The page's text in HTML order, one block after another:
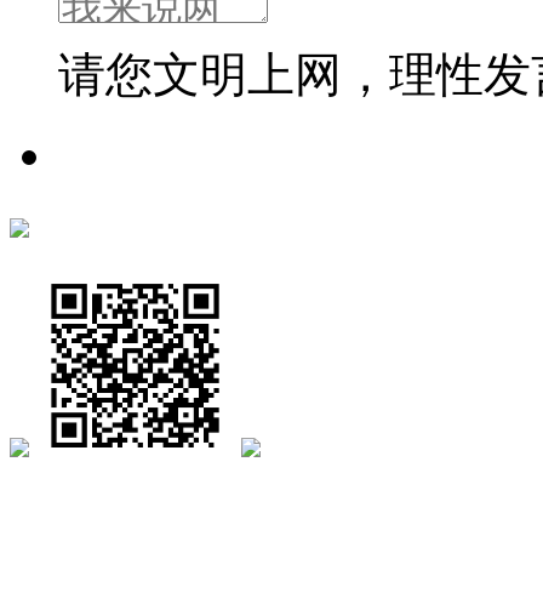
请您文明上网，理性